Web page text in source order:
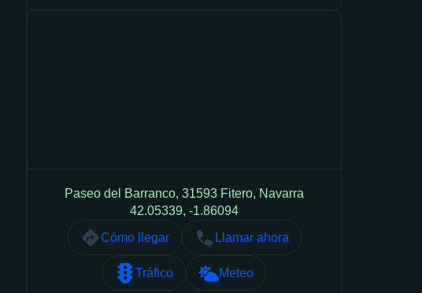
Paseo del Barranco, 31593 Fitero, Navarra
42.05339, -1.86094
Cómo llegar
Llamar ahora
Tráfico Meteo